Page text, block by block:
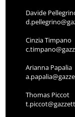
Davide
Cinzia Timpano
Arianna Papalia
Thomas Piccot